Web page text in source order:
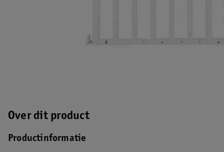
Over dit product
Productinformatie